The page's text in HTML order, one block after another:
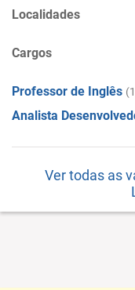
Localidades
Cargos
Professor de Inglês
Analista
Ver todas as